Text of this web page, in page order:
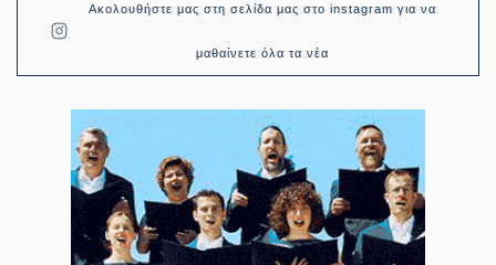
Ακολουθήστε μας στη σελίδα μας στο instagram για να
μαθαίνετε όλα τα νέα